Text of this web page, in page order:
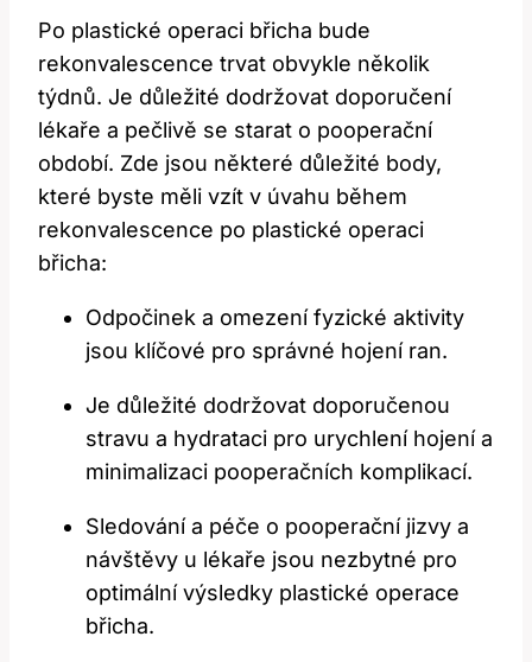
Po plastické operaci břicha bude
rekonvalescence trvat obvykle několik
týdnů. Je důležité dodržovat doporučení
lékaře a pečlivě se starat o pooperační
období. Zde jsou některé důležité body,
které byste měli vzít v úvahu během
rekonvalescence po plastické operaci
břicha:
Odpočinek a omezení fyzické aktivity
jsou klíčové pro správné hojení ran.
Je důležité dodržovat doporučenou
stravu a hydrataci pro urychlení hojení a
minimalizaci pooperačních komplikací.
Sledování a péče o pooperační jizvy a
návštěvy u lékaře jsou nezbytné pro
optimální výsledky plastické operace
břicha.